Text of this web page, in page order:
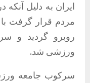
ایران به دلیل
مردم قرار گرفت با
روبرو گردید و
ورزشی شد.
سرکوب جامعه